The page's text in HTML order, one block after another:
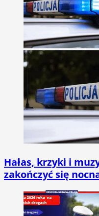
Hałas, krzyki i
zakończyć się